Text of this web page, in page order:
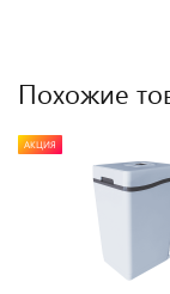
Похожие
АКЦИЯ